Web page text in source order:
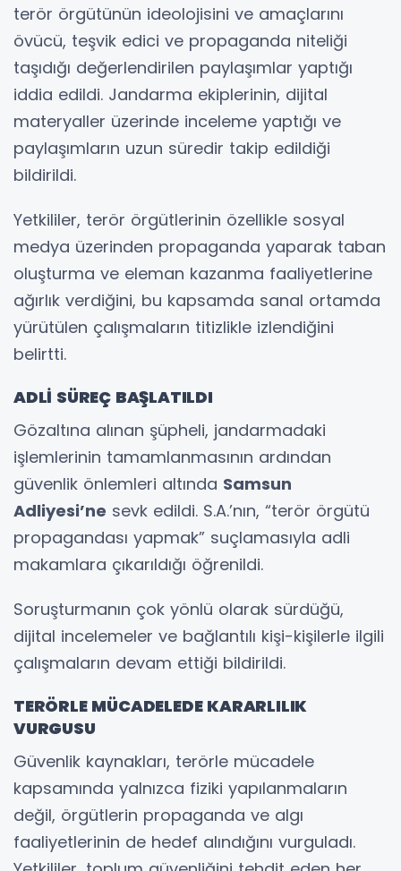
terör örgütünün ideolojisini ve amaçlarını
övücü, teşvik edici ve propaganda niteliği
taşıdığı değerlendirilen paylaşımlar yaptığı
iddia edildi. Jandarma ekiplerinin, dijital
materyaller üzerinde inceleme yaptığı ve
paylaşımların uzun süredir takip edildiği
bildirildi.
Yetkililer, terör örgütlerinin özellikle sosyal
medya üzerinden propaganda yaparak taban
oluşturma ve eleman kazanma faaliyetlerine
ağırlık verdiğini, bu kapsamda sanal ortamda
yürütülen çalışmaların titizlikle izlendiğini
belirtti.
ADLİ SÜREÇ BAŞLATILDI
Gözaltına alınan şüpheli, jandarmadaki
işlemlerinin tamamlanmasının ardından
güvenlik önlemleri altında Samsun
Adliyesi’ne sevk edildi. S.A.’nın, “terör örgütü
propagandası yapmak” suçlamasıyla adli
makamlara çıkarıldığı öğrenildi.
Soruşturmanın çok yönlü olarak sürdüğü,
dijital incelemeler ve bağlantılı kişi-kişilerle ilgili
çalışmaların devam ettiği bildirildi.
TERÖRLE MÜCADELEDE KARARLILIK
VURGUSU
Güvenlik kaynakları, terörle mücadele
kapsamında yalnızca fiziki yapılanmaların
değil, örgütlerin propaganda ve algı
faaliyetlerinin de hedef alındığını vurguladı.